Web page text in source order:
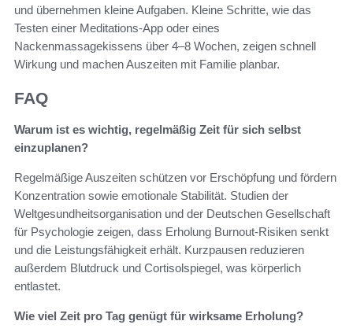
und übernehmen kleine Aufgaben. Kleine Schritte, wie das
Testen einer Meditations-App oder eines
Nackenmassagekissens über 4–8 Wochen, zeigen schnell
Wirkung und machen Auszeiten mit Familie planbar.
FAQ
Warum ist es wichtig, regelmäßig Zeit für sich selbst
einzuplanen?
Regelmäßige Auszeiten schützen vor Erschöpfung und fördern
Konzentration sowie emotionale Stabilität. Studien der
Weltgesundheitsorganisation und der Deutschen Gesellschaft
für Psychologie zeigen, dass Erholung Burnout-Risiken senkt
und die Leistungsfähigkeit erhält. Kurzpausen reduzieren
außerdem Blutdruck und Cortisolspiegel, was körperlich
entlastet.
Wie viel Zeit pro Tag genügt für wirksame Erholung?